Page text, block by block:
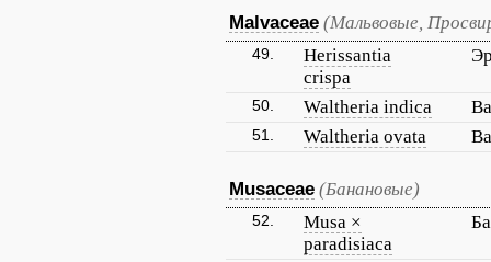
Malvaceae (Мальвовые,
49.
Herissantia
crispa
50. Waltheria indica
51. Waltheria ovata
Musaceae (Банановые)
52.
Musa ×
paradisiaca